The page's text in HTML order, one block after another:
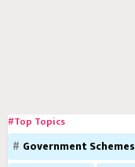
#Top Topics
Government Schemes